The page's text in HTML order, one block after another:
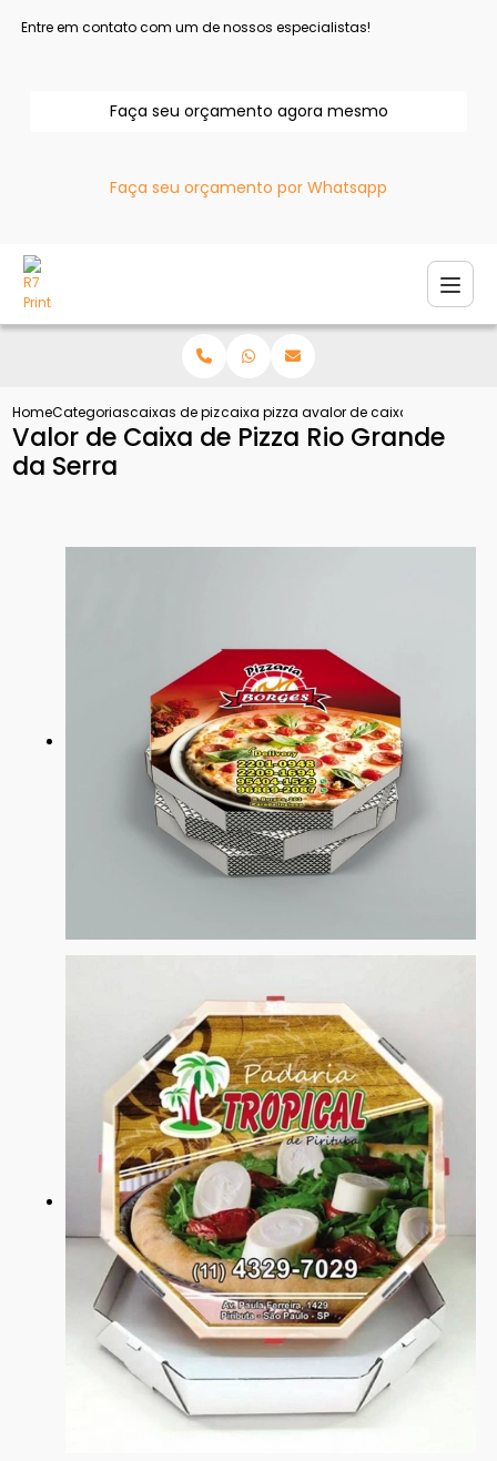
Entre em contato com um de nossos especialistas!
Faça seu orçamento agora mesmo
Faça seu orçamento por Whatsapp
HomeCategoriascaixas de pizzacaixa pizza atacadovalor de caixa de pizza rio
Valor de Caixa de Pizza Rio Grande
da Serra